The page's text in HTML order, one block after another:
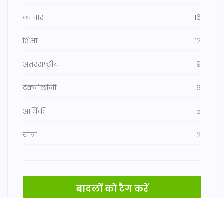
व्यापार 16
शिक्षा 12
अंतरराष्ट्रीय 9
टेक्नोलॉजी 6
आर्थिकी 5
यात्रा 2
बादलों को टैग करें